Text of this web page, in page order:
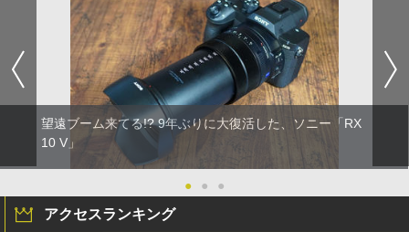
望遠ブーム来てる!? 9年ぶりに大復活した、ソニー「RX
10 V」
● ● ●
アクセスランキング